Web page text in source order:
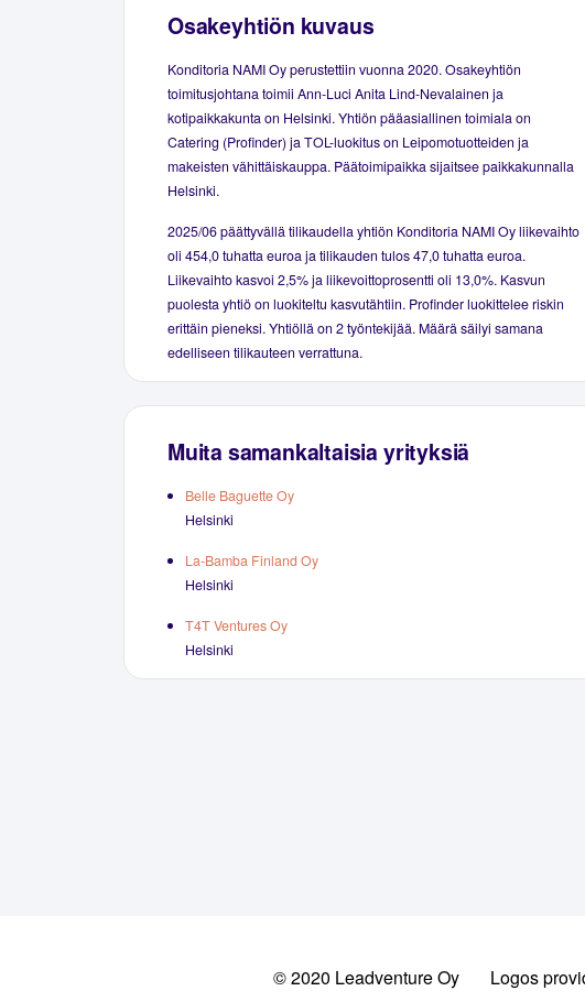
Osakeyhtiön kuvaus
Konditoria NAMI Oy perustettiin vuonna 2020. Osakeyhtiön
toimitusjohtana toimii Ann-Luci Anita Lind-Nevalainen ja
kotipaikkakunta on Helsinki. Yhtiön pääasiallinen toimiala on
Catering (Profinder) ja TOL-luokitus on Leipomotuotteiden ja
makeisten vähittäiskauppa. Päätoimipaikka sijaitsee paikkakunnalla
Helsinki.
2025/06 päättyvällä tilikaudella yhtiön Konditoria NAMI Oy liikevaihto
oli 454,0 tuhatta euroa ja tilikauden tulos 47,0 tuhatta euroa.
Liikevaihto kasvoi 2,5% ja liikevoittoprosentti oli 13,0%. Kasvun
puolesta yhtiö on luokiteltu kasvutähtiin. Profinder luokittelee riskin
erittäin pieneksi. Yhtiöllä on 2 työntekijää. Määrä säilyi samana
edelliseen tilikauteen verrattuna.
Muita samankaltaisia yrityksiä
Belle Baguette Oy
Helsinki
La-Bamba Finland Oy
Helsinki
T4T Ventures Oy
Helsinki
© 2020 Leadventure Oy Logos